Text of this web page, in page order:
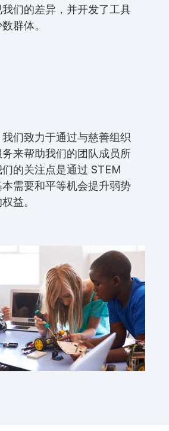
们的差异，并开发了工具
群体。
们致力于通过与慈善组织
来帮助我们的团队成员所
的关注点是通过 STEM
需要和平等机会提升弱势
益。